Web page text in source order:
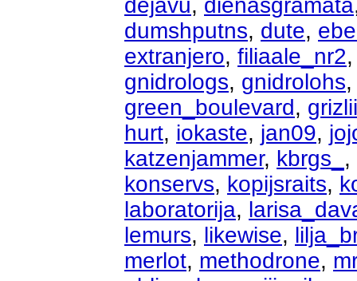
dejavu, dienasgramata
dumshputns, dute,
extranjero, filiaale_nr2
gnidrologs, gnidrolohs
green_boulevard, grizlii
hurt, iokaste, jan09,
katzenjammer, kbrgs_ ,
konservs, kopijsraits,
laboratorija,
lemurs, likewise,
merlot, methodrone,